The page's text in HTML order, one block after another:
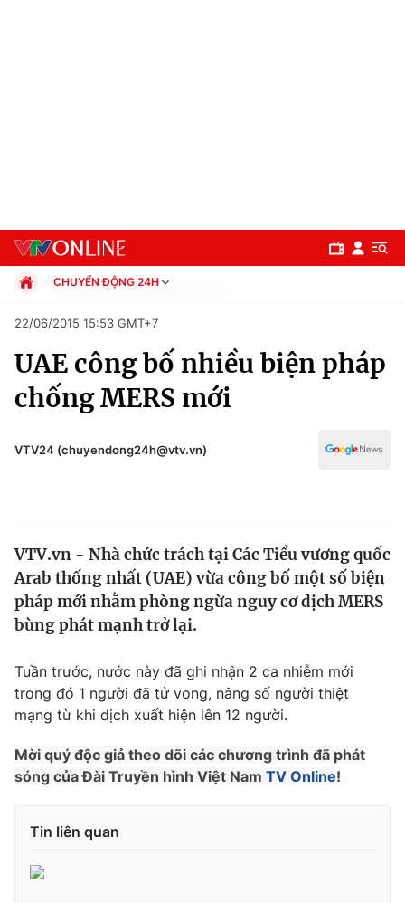
Chuyên mục
Chính trị
Y tế
Thế giới
Thế giới đó đây
Kinh tế
Tài chính
Thị trường
Góc doanh nghiệp
Dữ liệu và đời sống
Truyền hình
Giải trí
Điện ảnh
Đời sống
CHUYỂN ĐỘNG 24H
Xã hội
Pháp luật
Kinh tế
Thể thao
Văn hóa - Giải trí
Giáo dục
22/06/2015 15:53 GMT+7
UAE công bố nhiều biện pháp
chống MERS mới
VTV24 (chuyendong24h@vtv.vn)
VTV.vn - Nhà chức trách tại Các Tiểu vương quốc
Arab thống nhất (UAE) vừa công bố một số biện
pháp mới nhằm phòng ngừa nguy cơ dịch MERS
bùng phát mạnh trở lại.
Tuần trước, nước này đã ghi nhận 2 ca nhiễm mới
trong đó 1 người đã tử vong, nâng số người thiệt
mạng từ khi dịch xuất hiện lên 12 người.
Mời quý độc giả theo dõi các chương trình đã phát
sóng của Đài Truyền hình Việt Nam TV Online!
Tin liên quan